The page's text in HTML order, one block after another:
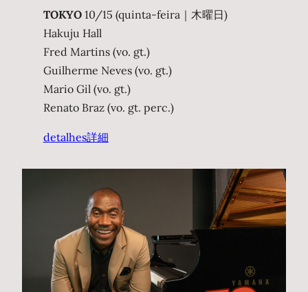
TOKYO10/15 (quinta-feira｜木曜日)
Hakuju Hall
Fred Martins (vo. gt.)
Guilherme Neves (vo. gt.)
Mario Gil (vo. gt.)
Renato Braz (vo. gt. perc.)
detalhes詳細